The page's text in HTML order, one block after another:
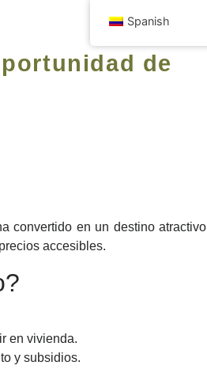
de
convertido en un destino atractivo
accesibles.
en vivienda.
y subsidios.
Spanish